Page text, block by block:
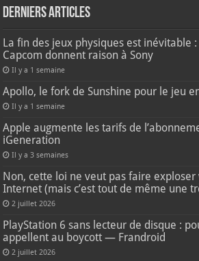
Derniers articles
La fin des jeux physiques est inévitable
Capcom donnent raison à Sony
Il y a 1 semaine
Apollo, le fork de Sunshine pour le jeu
Il y a 1 semaine
Apple augmente les tarifs de
iGeneration
Il y a 3 semaines
Non, cette loi ne veut pas faire
Internet (mais c’est tout de même une
2 juillet 2026
PlayStation 6 sans lecteur de disque :
appellent au boycott — Frandroid
2 juillet 2026